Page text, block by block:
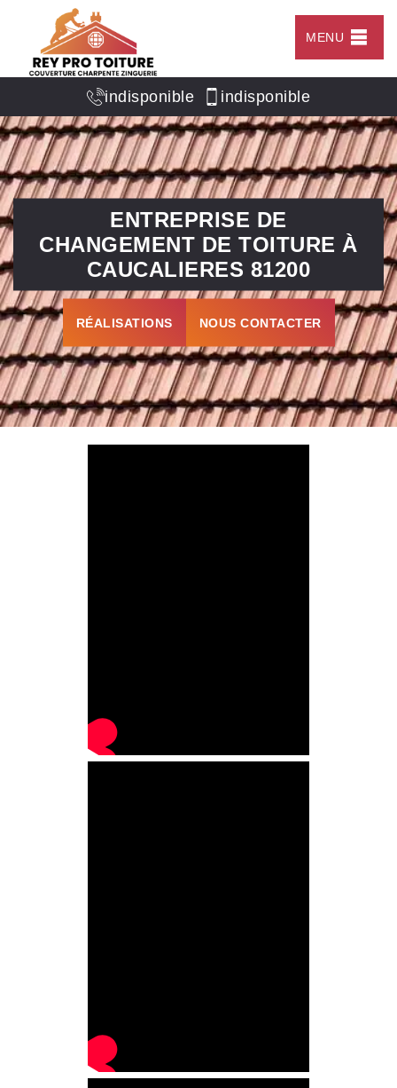
MENU
indisponible indisponible
ENTREPRISE DE
CHANGEMENT DE TOITURE À
CAUCALIERES 81200
RÉALISATIONS NOUS CONTACTER